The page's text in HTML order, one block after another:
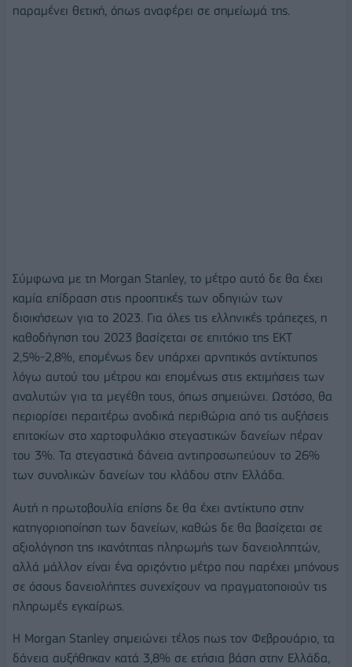
παραμένει θετική, όπως αναφέρει σε σημείωμά της.
Σύμφωνα με τη Morgan Stanley, το μέτρο αυτό δε θα έχει
καμία επίδραση στις προοπτικές των οδηγιών των
διοικήσεων για το 2023. Για όλες τις ελληνικές τράπεζες, η
καθοδήγηση του 2023 βασίζεται σε επιτόκιο της ΕΚΤ
2,5%-2,8%, επομένως δεν υπάρχει αρνητικός αντίκτυπος
λόγω αυτού του μέτρου και επομένως στις εκτιμήσεις των
αναλυτών για τα μεγέθη τους, όπως σημειώνει. Ωστόσο, θα
περιορίσει περαιτέρω ανοδικά περιθώρια από τις αυξήσεις
επιτοκίων στο χαρτοφυλάκιο στεγαστικών δανείων πέραν
του 3%. Τα στεγαστικά δάνεια αντιπροσωπεύουν το 26%
των συνολικών δανείων του κλάδου στην Ελλάδα.
Αυτή η πρωτοβουλία επίσης δε θα έχει αντίκτυπο στην
κατηγοριοποίηση των δανείων, καθώς δε θα βασίζεται σε
αξιολόγηση της ικανότητας πληρωμής των δανειοληπτών,
αλλά μάλλον είναι ένα οριζόντιο μέτρο που παρέχει μπόνους
σε όσους δανειολήπτες συνεχίζουν να πραγματοποιούν τις
πληρωμές εγκαίρως.
Η Morgan Stanley σημειώνει τέλος πως τον Φεβρουάριο, τα
δάνεια αυξήθηκαν κατά 3,8% σε ετήσια βάση στην Ελλάδα,